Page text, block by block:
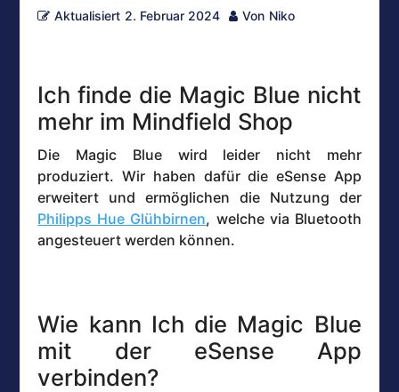
Aktualisiert 2. Februar 2024 Von Niko
Ich finde die Magic Blue nicht
mehr im Mindfield Shop
Die Magic Blue wird leider nicht mehr
produziert. Wir haben dafür die eSense App
erweitert und ermöglichen die Nutzung der
Philipps Hue Glühbirnen, welche via Bluetooth
angesteuert werden können.
Wie kann Ich die Magic Blue
mit der eSense App
verbinden?